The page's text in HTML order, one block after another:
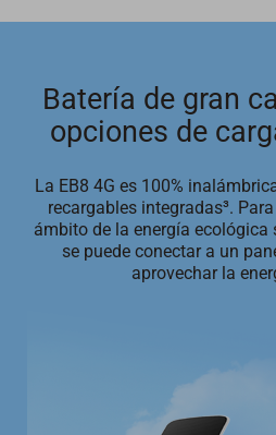
Batería de gran
opciones de
La EB8 4G es 100%
recargables integradas³.
ámbito de la energía ecológica
se puede conectar a un
aprovechar la